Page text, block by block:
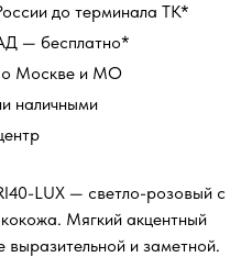
до терминала ТК*
— бесплатно*
Москве и МО
наличными
LUX — светло-розовый с
Мягкий акцентный
выразительной и заметной.